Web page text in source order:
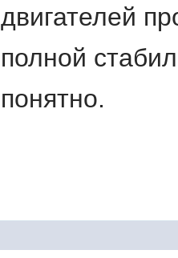
двигателей
полной
понятно.